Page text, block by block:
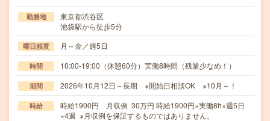
勤務地
東京都渋谷区
池袋駅から徒歩5分
曜日頻度 月～金／週5日
時間 10:00-19:00（休憩60分）実働8時間（残業少なめ！）
期間 2026年10月12日～長期 ※開始日相談OK ※10月～！
時給
時給1900円 月収例 30万円 時給1900円×実働8h×週5日
×4週 ※月収例を保証するものではありません。